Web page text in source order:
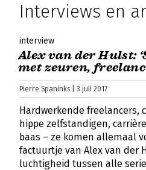
Interviews en
interview
Alex van der Hulst:
met zeuren,
Pierre Spaninks | 3 juli 2017
Hardwerkende freelancers,
hippe zelfstandigen,
baas – ze komen allemaal
factuurtje van Alex van der
luchtigheid tussen alle